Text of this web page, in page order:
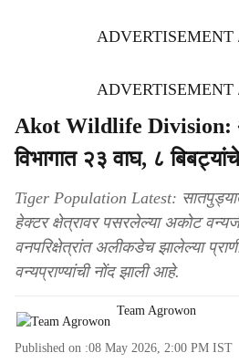
ADVERTISEMENT
ADVERTISEMENT
Akot Wildlife Division:
विभागात २३ वाघ, ८
Tiger Population Latest:
हेक्टर क्षेत्रावर पसरलेल्या अकोट
वनपरिक्षेत्रांत अलीकडेच झालेल्या
वन्यप्राण्यांची नोंद झाली आहे.
Team Agrowon
Published on :08 May 2026, 2:00 PM IST